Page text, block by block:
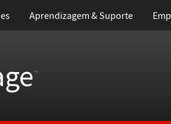
Aprendizagem & Suporte
™